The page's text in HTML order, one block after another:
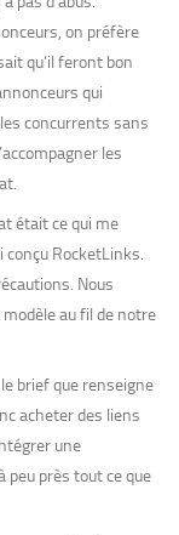
on préfère
qu’il feront bon
qui
concurrents sans
les
était ce qui me
conçu RocketLinks.
Nous
au fil de notre
brief que renseigne
acheter des liens
une
peu près tout ce que